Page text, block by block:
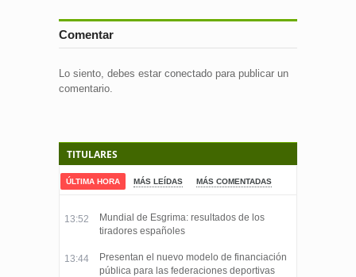
Comentar
Lo siento, debes estar conectado para publicar un
comentario.
TITULARES
ÚLTIMA HORA MÁS LEÍDAS MÁS COMENTADAS
13:52
Mundial de Esgrima: resultados de los
tiradores españoles
13:44
Presentan el nuevo modelo de financiación
pública para las federaciones deportivas